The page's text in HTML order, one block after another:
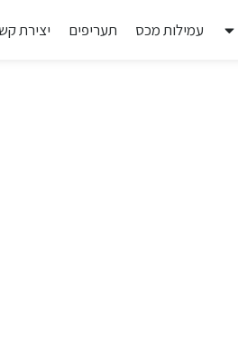
עמילות מכס תעריפים יצירת